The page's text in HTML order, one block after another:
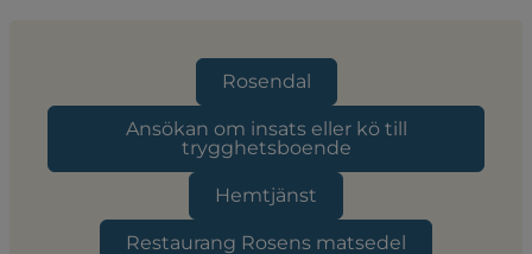
Rosendal
Ansökan om insats eller kö till
trygghetsboende
Hemtjänst
Restaurang Rosens matsedel